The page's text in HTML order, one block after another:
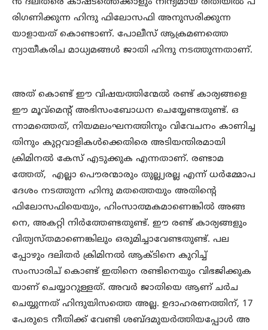
ൻ ദലിതരെ കാഷ്ടത്തെക്കാളും നിന്ദ്യമായ രീതിയിൽ പ
രിഗണിക്കുന്ന ഹിന്ദു ഫിലോസഫി അനുസരിക്കുന്ന
യാളായത് കൊണ്ടാണ്. പോലീസ് ആക്രമണത്തെ
ന്യായീകരിച മാധ്യമങ്ങൾ ജാതി ഹിന്ദു നടത്തുന്നതാണ്.
അത് കൊണ്ട് ഈ വിഷയത്തിന്മേൽ രണ്ട് കാര്യങ്ങളെ
ഈ മൂവ്മെന്റ് അഭിസംബോധന ചെയ്യേണ്ടതുണ്ട്. ഒ
ന്നാമത്തെത്, നിയമലംഘനത്തിനും വിവേചനം കാണിച്ച
തിനും കുറ്റവാളികൾക്കെതിരെ അടിയന്തിരമായി
ക്രിമിനൽ കേസ് എടുക്കുക എന്നതാണ്. രണ്ടാമ
ത്തേത്, എല്ലാ പൌരന്മാരും തുല്ല്യരല്ല എന്ന് ധർമ്മോപ
ദേശം നടത്തുന്ന ഹിന്ദു മതത്തെയും അതിന്റെ
ഫിലോസഫിയെയും, ഹിംസാത്മകമാണെങ്കിൽ അങ്ങ
നെ, അകറ്റി നിർത്തേണ്ടതുണ്ട്. ഈ രണ്ട് കാര്യങ്ങളും
വിത്യസ്തമാണെങ്കിലും ഒരുമിച്ചാവേണ്ടതുണ്ട്. പല
പ്പോഴും ദലിതർ ക്രിമിനൽ ആക്ടിനെ കുറിച്ച്
സംസാരിച് കൊണ്ട് ഇതിനെ രണ്ടിനെയും വിഭജിക്കുക
യാണ് ചെയ്യാറുള്ളത്. അവർ ജാതിയെ ആണ് ചർച
ചെയ്യുന്നത് ഹിന്ദുയിസത്തെ അല്ല. ഉദാഹരണത്തിന്, 17
പേരുടെ നീതിക്ക് വേണ്ടി ശബ്ദമുയർത്തിയപ്പോൾ അ